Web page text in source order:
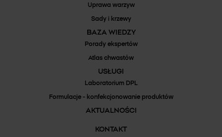
Uprawa warzyw
Sady i krzewy
BAZA WIEDZY
Porady ekspertów
Atlas chwastów
USŁUGI
Laboratorium DPL
Formulacje - konfekcjonowanie produktów
AKTUALNOŚCI
KONTAKT